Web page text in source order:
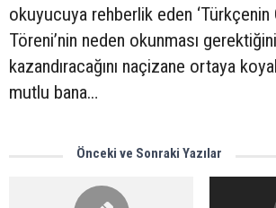
okuyucuya rehberlik eden ‘Türkçenin
Töreni’nin neden okunması
kazandıracağını naçizane ortaya
mutlu bana…
Önceki ve Sonraki Yazılar